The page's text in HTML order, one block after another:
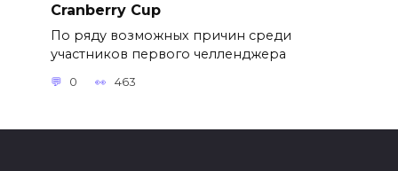
Cranberry Cup
По ряду возможных причин среди
участников первого челленджера
0 463